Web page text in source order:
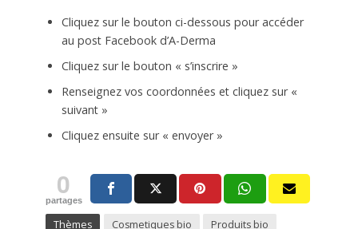
Cliquez sur le bouton ci-dessous pour accéder
au post Facebook d’A-Derma
Cliquez sur le bouton « s’inscrire »
Renseignez vos coordonnées et cliquez sur «
suivant »
Cliquez ensuite sur « envoyer »
0
partages
Thèmes Cosmetiques bio Produits bio